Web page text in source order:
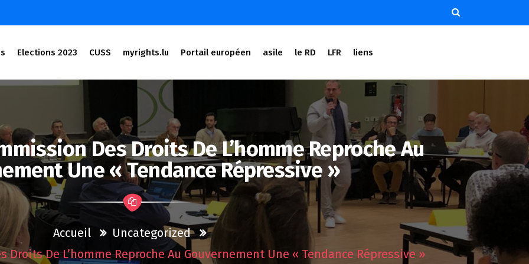
Elections 2023 CUSS myrights.lu Portail européen asile le RD LFR liens
Des Droits De L’homme Reproche Au
Une « Tendance Répressive »
Accueil
Uncategorized
Droits De L’homme Reproche Au Gouvernement Une « Tendance Répressive »